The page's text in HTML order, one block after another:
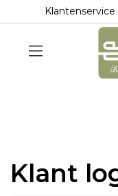
Klantenservice
Klant